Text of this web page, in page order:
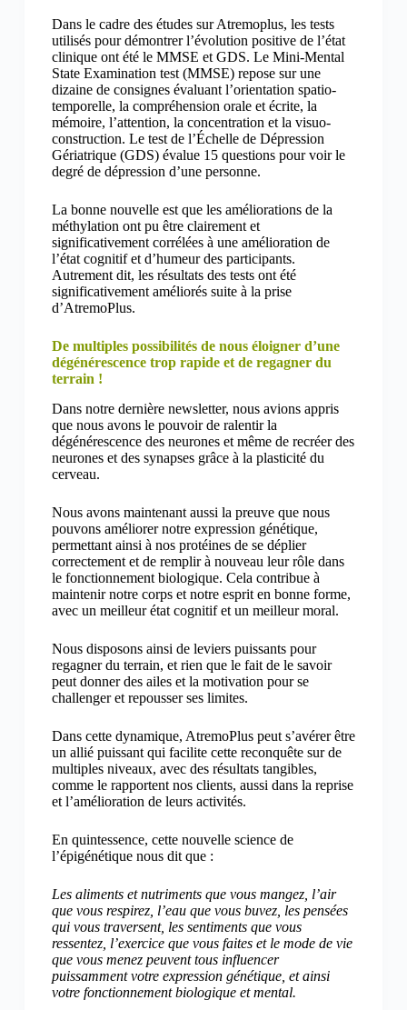
Dans le cadre des études sur Atremoplus, les tests
utilisés pour démontrer l’évolution positive de l’état
clinique ont été le MMSE et GDS. Le Mini-Mental
State Examination test (MMSE) repose sur une
dizaine de consignes évaluant l’orientation spatio-
temporelle, la compréhension orale et écrite, la
mémoire, l’attention, la concentration et la visuo-
construction. Le test de l’Échelle de Dépression
Gériatrique (GDS) évalue 15 questions pour voir le
degré de dépression d’une personne.
La bonne nouvelle est que les améliorations de la
méthylation ont pu être clairement et
significativement corrélées à une amélioration de
l’état cognitif et d’humeur des participants.
Autrement dit, les résultats des tests ont été
significativement améliorés suite à la prise
d’AtremoPlus.
De multiples possibilités de nous éloigner d’une
dégénérescence trop rapide et de regagner du
terrain !
Dans notre dernière newsletter, nous avions appris
que nous avons le pouvoir de ralentir la
dégénérescence des neurones et même de recréer des
neurones et des synapses grâce à la plasticité du
cerveau.
Nous avons maintenant aussi la preuve que nous
pouvons améliorer notre expression génétique,
permettant ainsi à nos protéines de se déplier
correctement et de remplir à nouveau leur rôle dans
le fonctionnement biologique. Cela contribue à
maintenir notre corps et notre esprit en bonne forme,
avec un meilleur état cognitif et un meilleur moral.
Nous disposons ainsi de leviers puissants pour
regagner du terrain, et rien que le fait de le savoir
peut donner des ailes et la motivation pour se
challenger et repousser ses limites.
Dans cette dynamique, AtremoPlus peut s’avérer être
un allié puissant qui facilite cette reconquête sur de
multiples niveaux, avec des résultats tangibles,
comme le rapportent nos clients, aussi dans la reprise
et l’amélioration de leurs activités.
En quintessence, cette nouvelle science de
l’épigénétique nous dit que :
Les aliments et nutriments que vous mangez, l’air
que vous respirez, l’eau que vous buvez, les pensées
qui vous traversent, les sentiments que vous
ressentez, l’exercice que vous faites et le mode de vie
que vous menez peuvent tous influencer
puissamment votre expression génétique, et ainsi
votre fonctionnement biologique et mental.